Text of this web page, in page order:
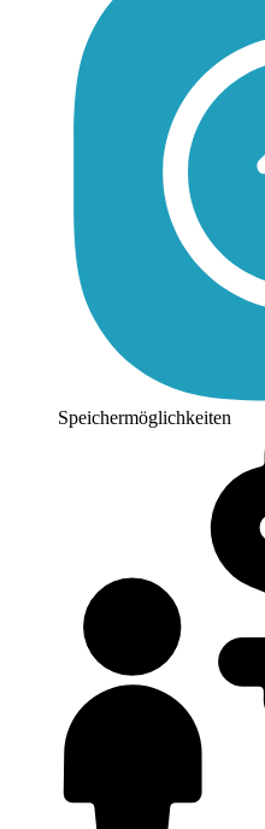
Speichermöglichkeiten